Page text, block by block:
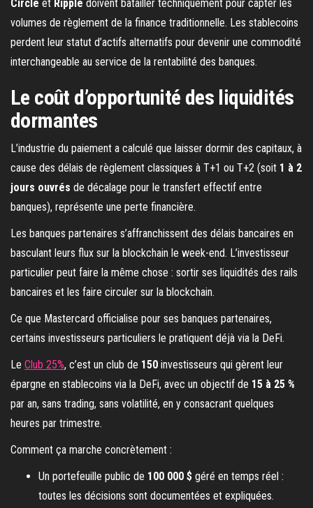
Circle et Ripple doivent batailler techniquement pour capter les
volumes de règlement de la finance traditionnelle. Les stablecoins
perdent leur statut d’actifs alternatifs pour devenir une commodité
interchangeable au service de la rentabilité des banques.
Le coût d’opportunité des liquidités
dormantes
L’industrie du paiement a calculé que laisser dormir des capitaux, à
cause des délais de règlement classiques à T+1 ou T+2 (soit 1 à 2
jours ouvrés de décalage pour le transfert effectif entre
banques), représente une perte financière.
Les banques partenaires s’affranchissent des délais bancaires en
basculant leurs flux sur la blockchain le week-end. L’investisseur
particulier peut faire la même chose : sortir ses liquidités des rails
bancaires et les faire circuler sur la blockchain.
Ce que Mastercard officialise pour ses banques partenaires,
certains investisseurs particuliers le pratiquent déjà via la DeFi.
Le Club 25%, c’est un club de 150 investisseurs qui gèrent leur
épargne en stablecoins via la DeFi, avec un objectif de 15 à 25 %
par an, sans trading, sans volatilité, en y consacrant quelques
heures par trimestre.
Comment ça marche concrètement :
Un portefeuille public de 100 000 $ géré en temps réel :
toutes les décisions sont documentées et expliquées.